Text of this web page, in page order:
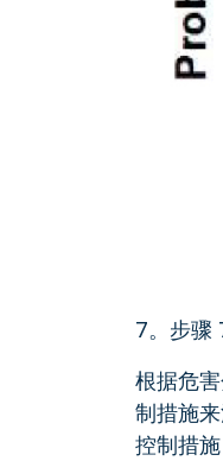
7。步骤
根据危
制措施
控制措施